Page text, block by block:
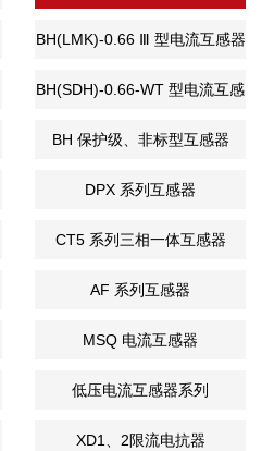
BH(LMK)-0.66 Ⅲ 型电流互感器
BH(SDH)-0.66-WT 型电流互感
器
BH 保护级、非标型互感器
DPX 系列互感器
CT5 系列三相一体互感器
AF 系列互感器
MSQ 电流互感器
低压电流互感器系列
XD1、2限流电抗器